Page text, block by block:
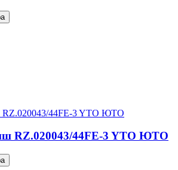
RZ.020043/44FE-3 YTO ЮТО